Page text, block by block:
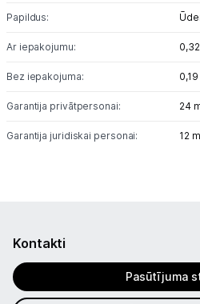
Kontakti
Papildus:
Ar iepakojumu:
Bez iepakojuma:
Garantija privātpersonai: 24
Garantija juridiskai personai: 12
Kontakti
Pasūtījuma